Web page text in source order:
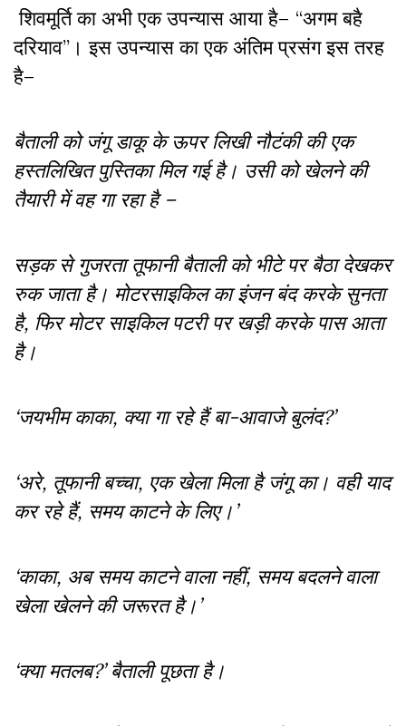
शिवमूर्ति का अभी एक उपन्यास आया है– “अगम बहै
दरियाव”। इस उपन्यास का एक अंतिम प्रसंग इस तरह
है–
बैताली को जंगू डाकू के ऊपर लिखी नौटंकी की एक
हस्तलिखित पुस्तिका मिल गई है। उसी को खेलने की
तैयारी में वह गा रहा है –
सड़क से गुजरता तूफानी बैताली को भीटे पर बैठा देखकर
रुक जाता है। मोटरसाइकिल का इंजन बंद करके सुनता
है, फिर मोटर साइकिल पटरी पर खड़ी करके पास आता
है।
‘जयभीम काका, क्या गा रहे हैं बा-आवाजे बुलंद?’
‘अरे, तूफानी बच्चा, एक खेला मिला है जंगू का। वही याद
कर रहे हैं, समय काटने के लिए।’
‘काका, अब समय काटने वाला नहीं, समय बदलने वाला
खेला खेलने की जरूरत है।’
‘क्या मतलब?’ बैताली पूछता है।